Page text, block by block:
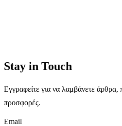
Stay in Touch
Εγγραφείτε για να λαμβάνετε άρθρα,
προσφορές.
Email